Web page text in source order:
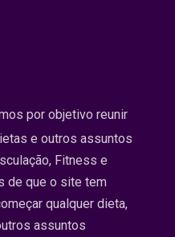
por objetivo reunir
e outros assuntos
Fitness e
de que o site tem
qualquer dieta,
assuntos